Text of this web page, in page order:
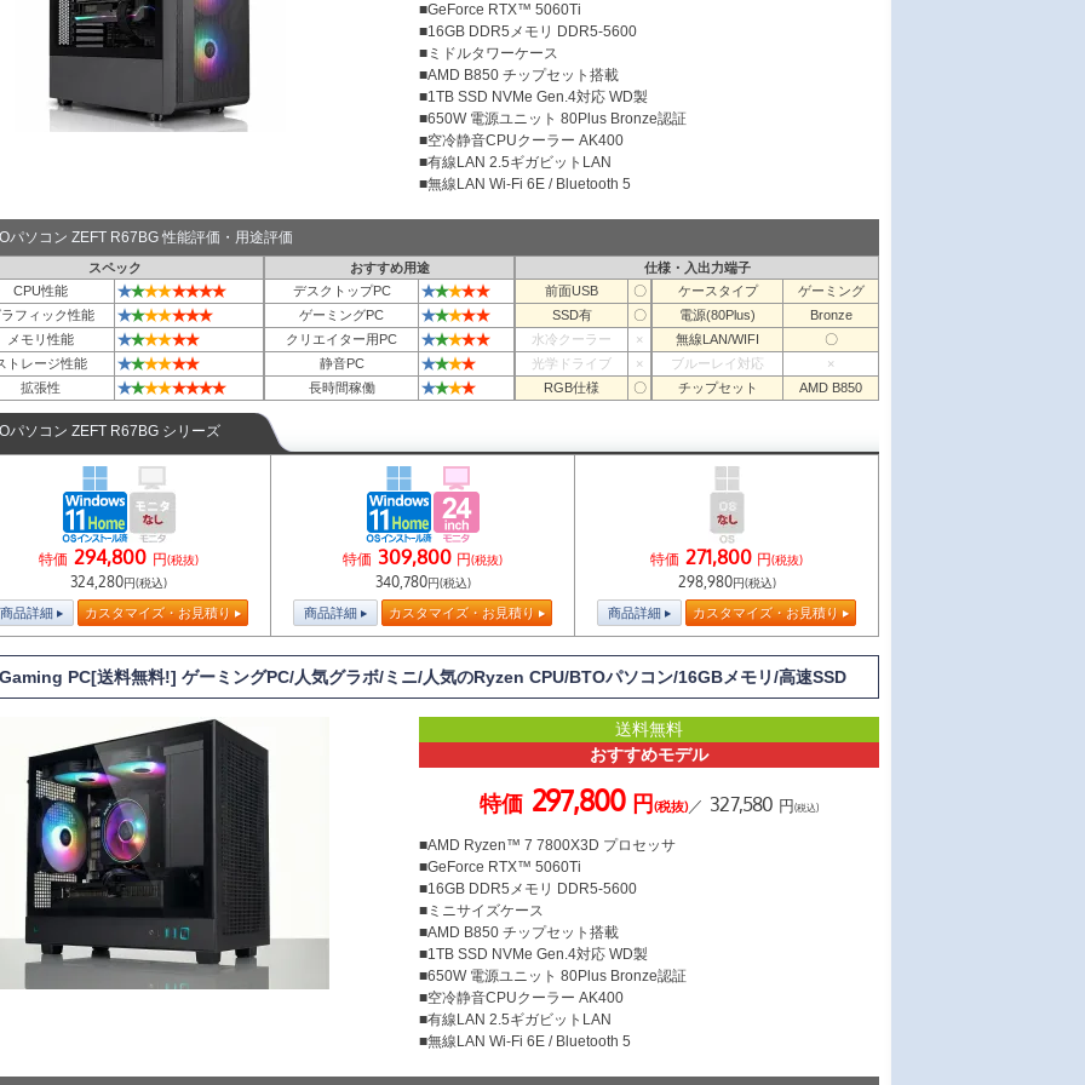
■GeForce RTX™ 5060Ti
■16GB DDR5メモリ DDR5-5600
■ミドルタワーケース
■AMD B850 チップセット搭載
■1TB SSD NVMe Gen.4対応 WD製
■650W 電源ユニット 80Plus Bronze認証
■空冷静音CPUクーラー AK400
■有線LAN 2.5ギガビットLAN
■無線LAN Wi-Fi 6E / Bluetooth 5
パソコン ZEFT R67BG 性能評価・用途評価
スペック おすすめ用途
仕様・入出力端子
CPU性能
★★★★★★★★ デスクトップPC ★★★★★ 前面USB 〇 ケースタイプ
ゲーミング
フィック性能
★★★★★★★ ゲーミングPC ★★★★★ SSD有 〇 電源(80Plus)
Bronze
メモリ性能
★★★★★★ クリエイター用PC ★★★★★ 水冷クーラー × 無線LAN/WIFI
〇
トレージ性能
★★★★★★ 静音PC ★★★★ 光学ドライブ × ブルーレイ対応
×
拡張性
★★★★★★★★ 長時間稼働 ★★★★ RGB仕様 〇 チップセット AMD B850
パソコン ZEFT R67BG シリーズ
特価 294,800 円(税抜)
324,280円(税込)
商品詳細 カスタマイズ・お見積り
特価 309,800 円(税抜)
340,780円(税込)
商品詳細 カスタマイズ・お見積り
特価 271,800 円(税抜)
298,980円(税込)
商品詳細 カスタマイズ・お見積り
PC[送料無料!] ゲーミングPC/人気グラボ/ミニ/人気のRyzen CPU/BTOパソコン/16GBメモリ/高速SSD
送料無料
おすすめモデル
特価 297,800 円(税抜)／ 327,580 円(税込)
■AMD Ryzen™ 7 7800X3D プロセッサ
■GeForce RTX™ 5060Ti
■16GB DDR5メモリ DDR5-5600
■ミニサイズケース
■AMD B850 チップセット搭載
■1TB SSD NVMe Gen.4対応 WD製
■650W 電源ユニット 80Plus Bronze認証
■空冷静音CPUクーラー AK400
■有線LAN 2.5ギガビットLAN
■無線LAN Wi-Fi 6E / Bluetooth 5